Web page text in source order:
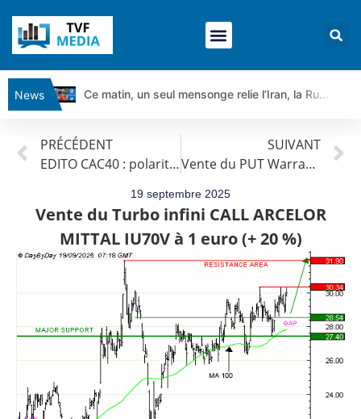
News
Ce matin, un seul mensonge relie l’Iran, la Russie et Trump | par Louis Antoine Michelet
Ce que Trump, Téhéran et Pékin ne veulent pas que vous voyiez ensemble | par Louis-Antoine Michelet
Tout peut exploser ! | Antoine Quesada – Chrono CAC
Jean Marie Seronie :Loi agricole : vraie réforme ou simple réponse à la colère ?| Interview Éco
DAX40 : Poursuite de la croissance ? | Erick Sebban – Chrono DAX
CAPGEMINI : Un signal haussier avant les résultats ? | Daniel Cohen de Lara – Market Movers
REMY COINTREAU : Le rebond est-il enfin confirmé ? | Daniel Cohen de Lara – Market Movers
TELEPERFORMANCE : Faut-il acheter avant les résultats ? | Daniel Cohen de Lara – Market Movers
PRÉCÉDENT
EDITO CAC40 : polarité haussière
SUIVANT
Vente du PUT Warrant AXA IE48V à 1,35 euros (0%)
19 septembre 2025
Vente du Turbo infini CALL ARCELOR
MITTAL IU70V à 1 euro (+ 20 %)